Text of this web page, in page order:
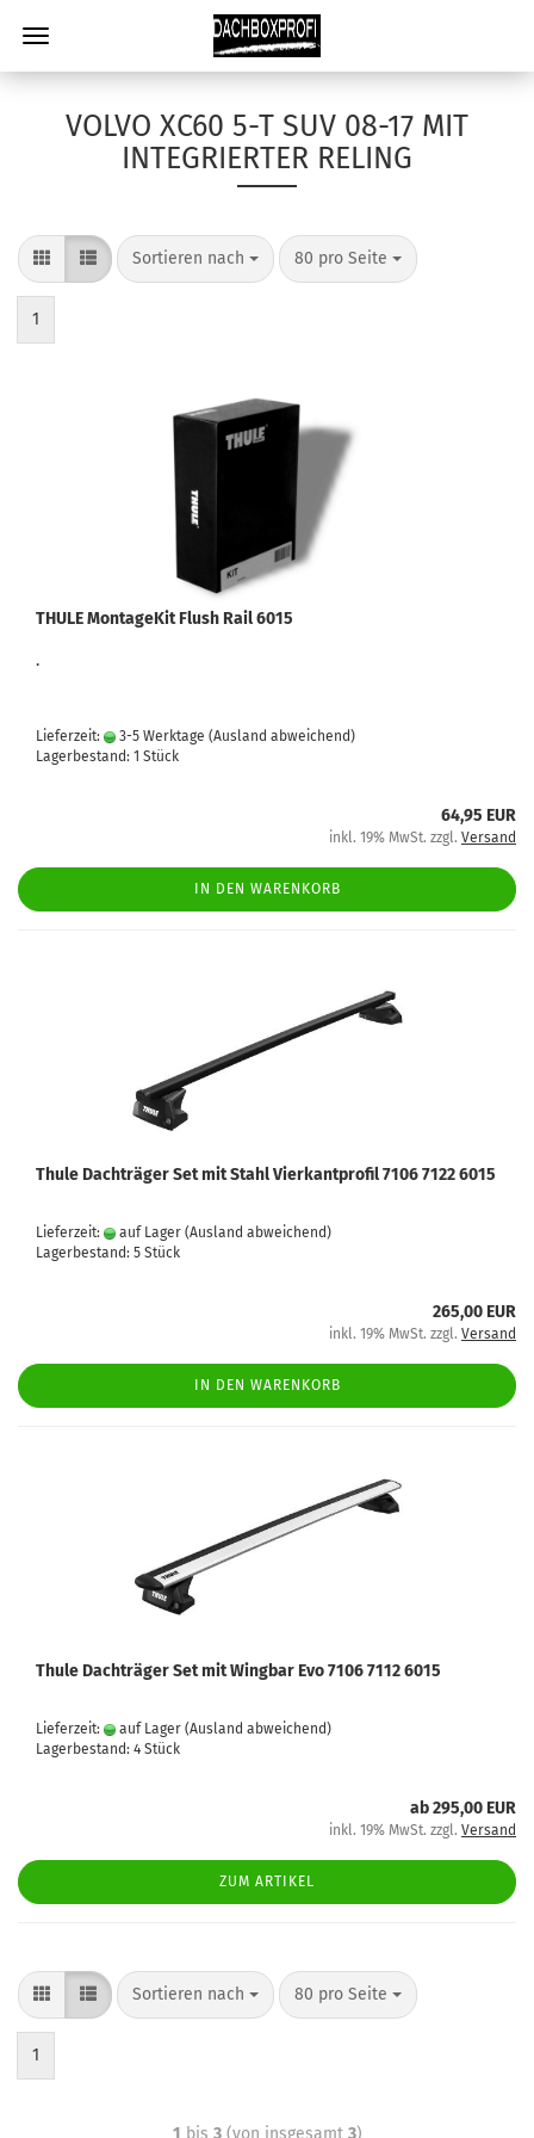
VOLVO XC60 5-T SUV 08-17 MIT
INTEGRIERTER RELING
Sortieren nach 80 pro Seite
1
THULE MontageKit Flush Rail 6015
.
Lieferzeit: 3-5 Werktage (Ausland abweichend)
Lagerbestand: 1 Stück
64,95 EUR
inkl. 19% MwSt. zzgl. Versand
IN DEN WARENKORB
Thule Dachträger Set mit Stahl Vierkantprofil 7106 7122 6015
Lieferzeit: auf Lager (Ausland abweichend)
Lagerbestand: 5 Stück
265,00 EUR
inkl. 19% MwSt. zzgl. Versand
IN DEN WARENKORB
Thule Dachträger Set mit Wingbar Evo 7106 7112 6015
Lieferzeit: auf Lager (Ausland abweichend)
Lagerbestand: 4 Stück
ab 295,00 EUR
inkl. 19% MwSt. zzgl. Versand
ZUM ARTIKEL
Sortieren nach 80 pro Seite
1
1 bis 3(von insgesamt 3)